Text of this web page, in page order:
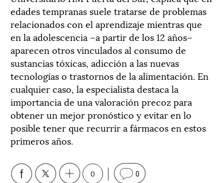
edades tempranas suele tratarse de problemas
relacionados con el aprendizaje mientras que
en la adolescencia –a partir de los 12 años–
aparecen otros vinculados al consumo de
sustancias tóxicas, adicción a las nuevas
tecnologías o trastornos de la alimentación. En
cualquier caso, la especialista destaca la
importancia de una valoración precoz para
obtener un mejor pronóstico y evitar en lo
posible tener que recurrir a fármacos en estos
primeros años.
0 0